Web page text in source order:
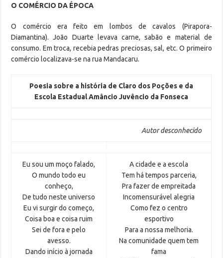
O COMÉRCIO DA ÉPOCA
O comércio era feito em lombos de cavalos (Pirapora-
Diamantina). João Duarte levava carne, sabão e material de
consumo. Em troca, recebia pedras preciosas, sal, etc. O primeiro
comércio localizava-se na rua Mandacaru.
Poesia sobre a história de Claro dos Poções e da
Escola Estadual Amâncio Juvêncio da Fonseca
Autor desconhecido
Eu sou um moço falado,
O mundo todo eu
conheço,
De tudo neste universo
Eu vi surgir do começo,
Coisa boa e coisa ruim
Sei de fora e pelo
avesso.
Dando início à jornada
A cidade e a escola
Tem há tempos parceria,
Pra fazer de empreitada
Incomensurável alegria
Como fez o centro
esportivo
Para a nossa melhoria.
Na comunidade quem tem
fama